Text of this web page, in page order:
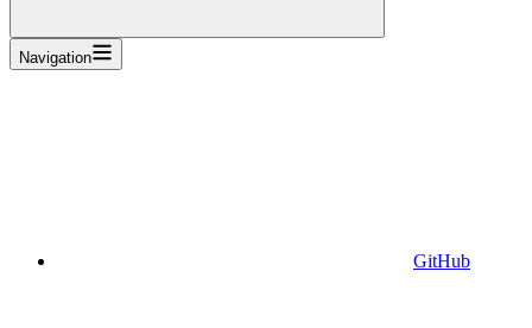
Navigation
GitHub